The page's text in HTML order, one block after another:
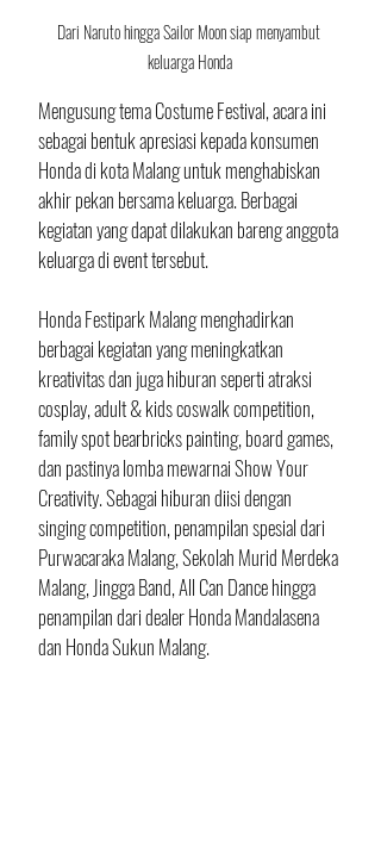
Dari Naruto hingga Sailor Moon siap menyambut
keluarga Honda
Mengusung tema Costume Festival, acara ini
sebagai bentuk apresiasi kepada konsumen
Honda di kota Malang untuk menghabiskan
akhir pekan bersama keluarga. Berbagai
kegiatan yang dapat dilakukan bareng anggota
keluarga di event tersebut.
Honda Festipark Malang menghadirkan
berbagai kegiatan yang meningkatkan
kreativitas dan juga hiburan seperti atraksi
cosplay, adult & kids coswalk competition,
family spot bearbricks painting, board games,
dan pastinya lomba mewarnai Show Your
Creativity. Sebagai hiburan diisi dengan
singing competition, penampilan spesial dari
Purwacaraka Malang, Sekolah Murid Merdeka
Malang, Jingga Band, All Can Dance hingga
penampilan dari dealer Honda Mandalasena
dan Honda Sukun Malang.